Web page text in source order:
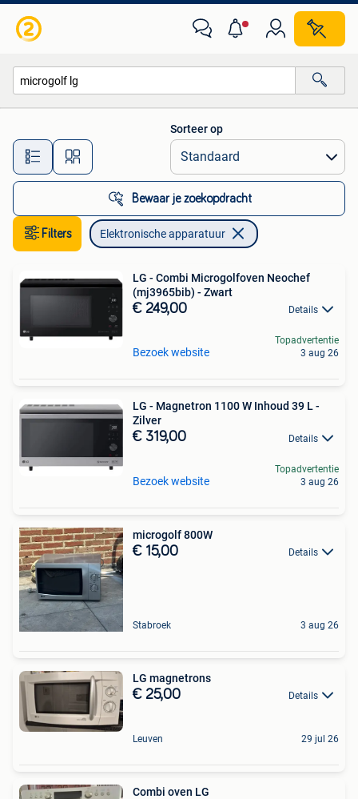
Alle afstanden…
Sorteer op
Bewaar je zoekopdracht
Filters Elektronische apparatuur
LG - Combi Microgolfoven Neochef
(mj3965bib) - Zwart
€ 249,00 Details
Bezoek website
Topadvertentie
3 aug 26
LG - Magnetron 1100 W Inhoud 39 L -
Zilver
€ 319,00 Details
Bezoek website
Topadvertentie
3 aug 26
microgolf 800W
€ 15,00 Details
Stabroek 3 aug 26
LG magnetrons
€ 25,00 Details
Leuven 29 jul 26
Combi oven LG